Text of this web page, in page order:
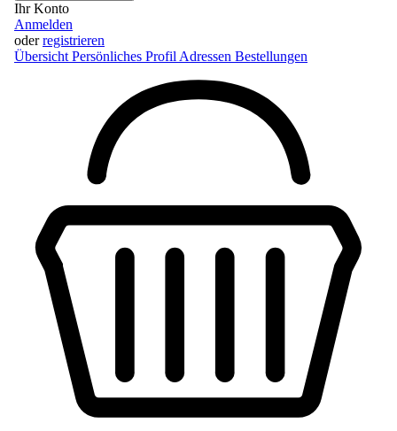
Ihr Konto
Anmelden
oderregistrieren
Übersicht Persönliches Profil Adressen Bestellungen